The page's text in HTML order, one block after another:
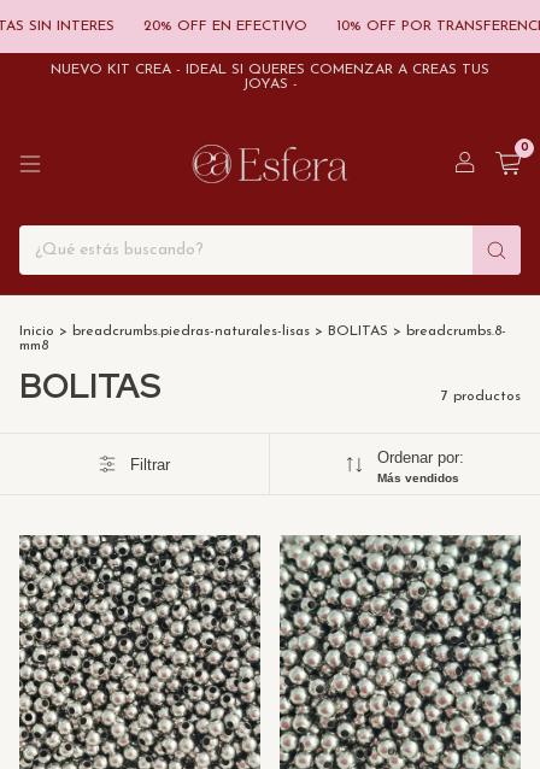
SIN INTERES 20% OFF EN EFECTIVO 10% OFF POR TRANSFERENCIA
NUEVO KIT CREÁ - IDEAL SI QUERÉS COMENZAR A CREAS TUS
JOYAS -
0
Inicio > breadcrumbs.piedras-naturales-lisas > BOLITAS > breadcrumbs.8-
mm8
BOLITAS 7 productos
Filtrar Ordenar por:
Más vendidos